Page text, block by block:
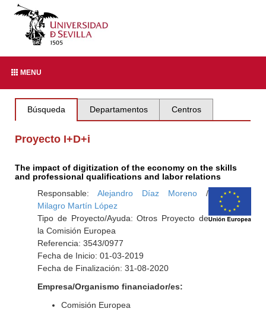
MENU
Búsqueda Departamentos Centros
Proyecto I+D+i
The impact of digitization of the economy on the skills
and professional qualifications and labor relations
Responsable: Alejandro Díaz Moreno/
Milagro Martín López
Tipo de Proyecto/Ayuda: Otros Proyecto de
la Comisión Europea
Referencia: 3543/0977
Fecha de Inicio: 01-03-2019
Fecha de Finalización: 31-08-2020
Empresa/Organismo financiador/es:
Comisión Europea